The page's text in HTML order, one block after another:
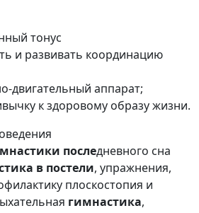
тонус
и развивать координацию
двигательный аппарат;
к здоровому образу жизни.
последневного сна
в постели, упражнения,
плоскостопия и
гимнастика,